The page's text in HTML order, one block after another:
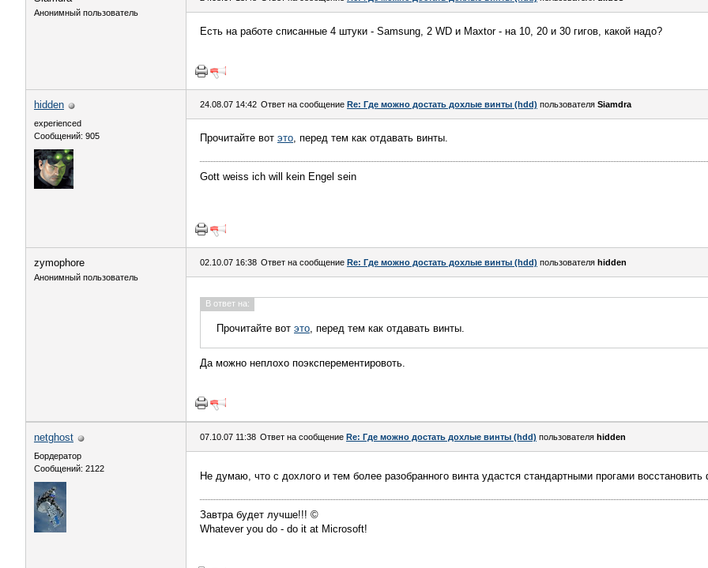
Анонимный пользователь
Есть на работе списанные 4 штуки - Samsung, 2 WD и Maxtor - на 10, 20 и 30 гигов, какой надо?
hidden
experienced
Сообщений: 905
24.08.07 14:42 Ответ на сообщение Re: Где можно достать дохлые винты (hdd) пользователя Siamdra
Прочитайте вот это, перед тем как отдавать винты.
Gott weiss ich will kein Engel sein
zymophore
Анонимный пользователь
02.10.07 16:38 Ответ на сообщение Re: Где можно достать дохлые винты (hdd) пользователя hidden
В ответ на:
Прочитайте вот это, перед тем как отдавать винты.
Да можно неплохо поэксперементировоть.
netghost
Бордератор
Сообщений: 2122
07.10.07 11:38 Ответ на сообщение Re: Где можно достать дохлые винты (hdd) пользователя hidden
Не думаю, что с дохлого и тем более разобранного винта удастся стандартными прогами восстановить
Завтра будет лучше!!! ©
Whatever you do - do it at Microsoft!